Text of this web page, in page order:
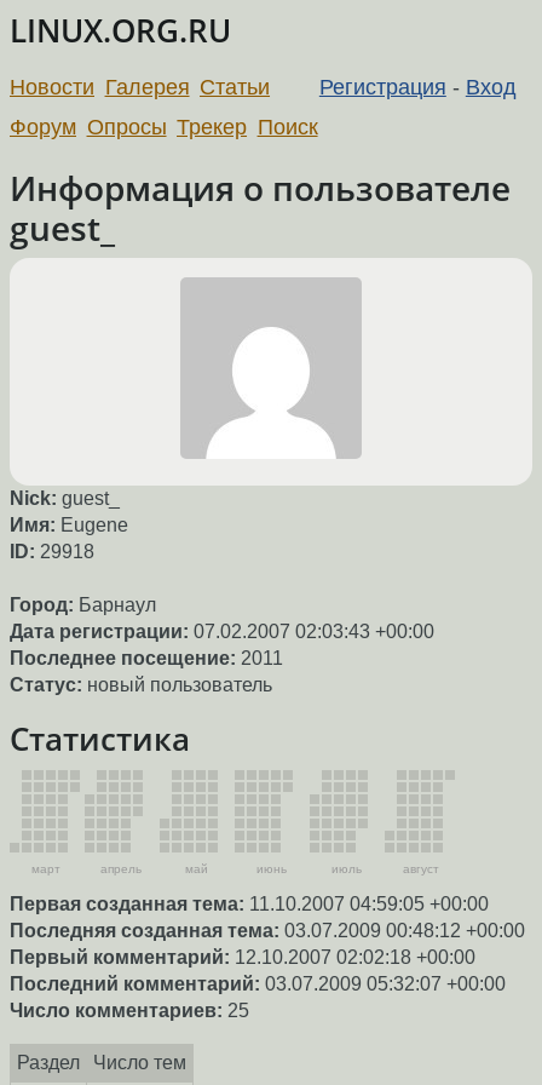
LINUX.ORG.RU
Регистрация - Вход
Новости Галерея Статьи
Форум Опросы Трекер Поиск
Информация о пользователе
guest_
Nick: guest_
Имя: Eugene
ID: 29918
Город: Барнаул
Дата регистрации: 07.02.2007 02:03:43 +00:00
Последнее посещение: 2011
Статус: новый пользователь
Статистика
март апрель май июнь июль август
Первая созданная тема: 11.10.2007 04:59:05 +00:00
Последняя созданная тема: 03.07.2009 00:48:12 +00:00
Первый комментарий: 12.10.2007 02:02:18 +00:00
Последний комментарий: 03.07.2009 05:32:07 +00:00
Число комментариев: 25
Раздел Число тем